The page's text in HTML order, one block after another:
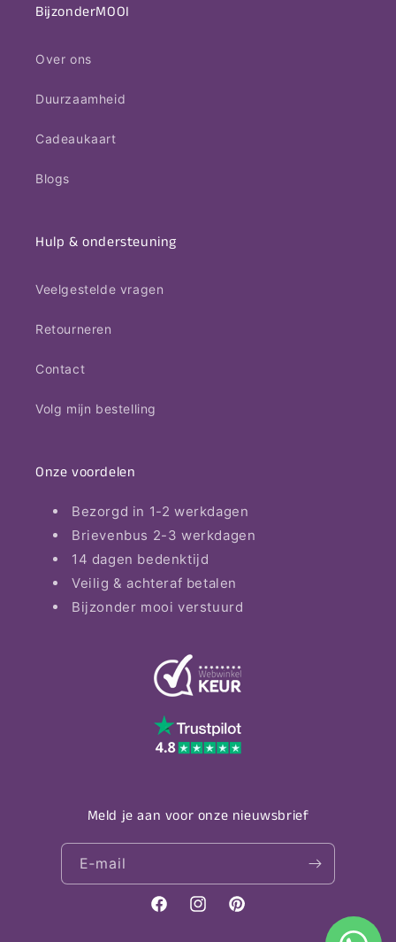
BijzonderMOOI
Over ons
Duurzaamheid
Cadeaukaart
Blogs
Hulp & ondersteuning
Veelgestelde vragen
Retourneren
Contact
Volg mijn bestelling
Onze voordelen
Bezorgd in 1-2 werkdagen
Brievenbus 2-3 werkdagen
14 dagen bedenktijd
Veilig & achteraf betalen
Bijzonder mooi verstuurd
Meld je aan voor onze nieuwsbrief
E‑mail
FacebookInstagramPinterest